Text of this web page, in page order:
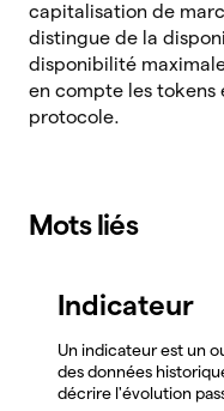
capitalisation de
distingue de la
disponibilité
en compte les
protocole.
Mots liés
Indicateur
Un indicateur est un
des données
décrire l'évolution